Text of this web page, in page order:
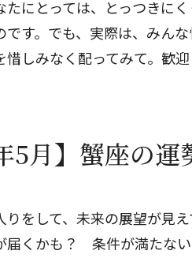
たにとっては、とっつきに
です。でも、実際は、みん
惜しみなく配ってみて。歓
5月】蟹座の運
りをして、未来の展望が見
届くかも？ 条件が満たな